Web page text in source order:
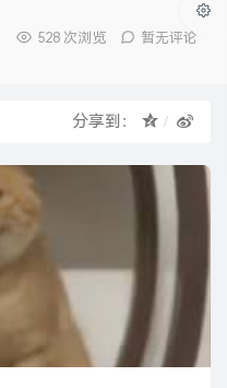
528 次浏览
暂无评论
分享到：